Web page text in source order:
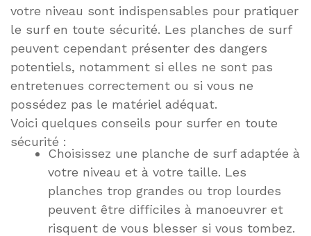
votre niveau sont indispensables pour pratiquer
le surf en toute sécurité. Les planches de surf
peuvent cependant présenter des dangers
potentiels, notamment si elles ne sont pas
entretenues correctement ou si vous ne
possédez pas le matériel adéquat.
Voici quelques conseils pour surfer en toute
sécurité :
Choisissez une planche de surf adaptée à
votre niveau et à votre taille. Les
planches trop grandes ou trop lourdes
peuvent être difficiles à manoeuvrer et
risquent de vous blesser si vous tombez.